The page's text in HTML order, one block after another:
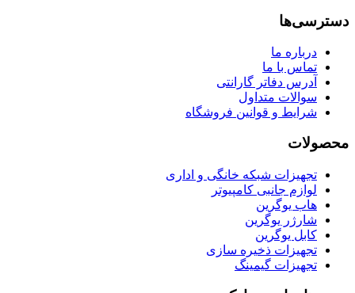
دسترسی‌ها
درباره ما
تماس با ما
آدرس دفاتر گارانتی
سوالات متداول
شرایط و قوانین فروشگاه
محصولات
تجهیزات شبکه خانگی و اداری
لوازم جانبی کامپیوتر
هاب یوگرین
شارژر یوگرین
کابل یوگرین
تجهیزات ذخیره سازی
تجهیزات گیمینگ